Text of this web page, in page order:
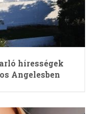
hírességek
Angelesben